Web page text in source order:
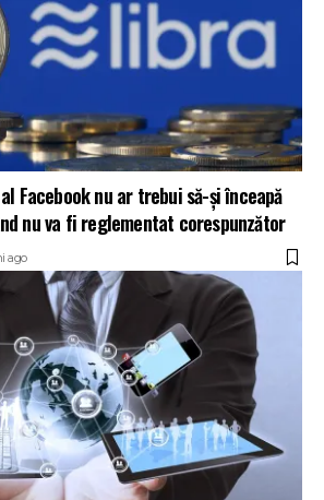
Facebook nu ar trebui să-şi înceapă
nu va fi reglementat corespunzător
ago